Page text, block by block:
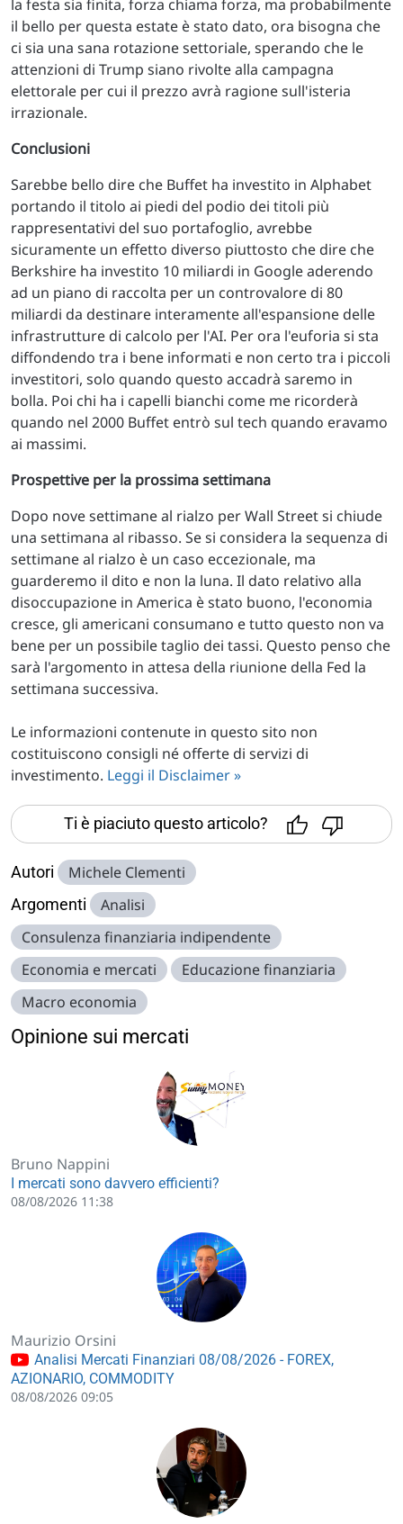
la festa sia finita, forza chiama forza, ma probabilmente
il bello per questa estate è stato dato, ora bisogna che
ci sia una sana rotazione settoriale, sperando che le
attenzioni di Trump siano rivolte alla campagna
elettorale per cui il prezzo avrà ragione sull'isteria
irrazionale.
Conclusioni
Sarebbe bello dire che Buffet ha investito in Alphabet
portando il titolo ai piedi del podio dei titoli più
rappresentativi del suo portafoglio, avrebbe
sicuramente un effetto diverso piuttosto che dire che
Berkshire ha investito 10 miliardi in Google aderendo
ad un piano di raccolta per un controvalore di 80
miliardi da destinare interamente all'espansione delle
infrastrutture di calcolo per l'AI. Per ora l'euforia si sta
diffondendo tra i bene informati e non certo tra i piccoli
investitori, solo quando questo accadrà saremo in
bolla. Poi chi ha i capelli bianchi come me ricorderà
quando nel 2000 Buffet entrò sul tech quando eravamo
ai massimi.
Prospettive per la prossima settimana
Dopo nove settimane al rialzo per Wall Street si chiude
una settimana al ribasso. Se si considera la sequenza di
settimane al rialzo è un caso eccezionale, ma
guarderemo il dito e non la luna. Il dato relativo alla
disoccupazione in America è stato buono, l'economia
cresce, gli americani consumano e tutto questo non va
bene per un possibile taglio dei tassi. Questo penso che
sarà l'argomento in attesa della riunione della Fed la
settimana successiva.
Le informazioni contenute in questo sito non
costituiscono consigli né offerte di servizi di
investimento. Leggi il Disclaimer »
Ti è piaciuto questo articolo?
Autori Michele Clementi
Argomenti
Analisi
Consulenza finanziaria indipendente
Economia e mercati
Educazione finanziaria
Macro economia
Opinione sui mercati
Bruno Nappini
I mercati sono davvero efficienti?
08/08/2026 11:38
Maurizio Orsini
Analisi Mercati Finanziari 08/08/2026 - FOREX,
AZIONARIO, COMMODITY
08/08/2026 09:05